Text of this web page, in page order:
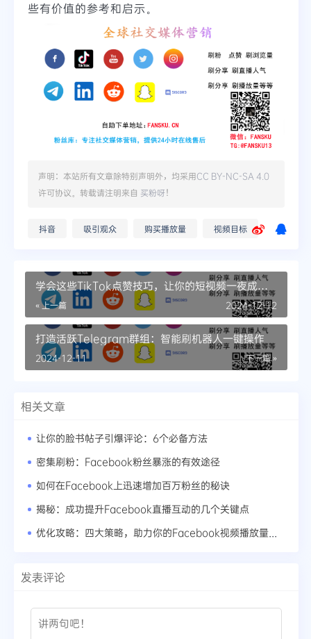
些有价值的参考和启示。
声明：本站所有文章除特别声明外，均采用CC BY-NC-SA 4.0
许可协议。转载请注明来自 买粉呀！
抖音 吸引观众 购买播放量 视频目标
学会这些TikTok点赞技巧，让你的短视频一夜成
名！
« 上一篇 2024-12-12
打造活跃Telegram群组：智能刷机器人一键操作
下一篇 »
2024-12-11
相关文章
让你的脸书帖子引爆评论：6个必备方法
密集刷粉：Facebook粉丝暴涨的有效途径
如何在Facebook上迅速增加百万粉丝的秘诀
揭秘：成功提升Facebook直播互动的几个关键点
发表评论